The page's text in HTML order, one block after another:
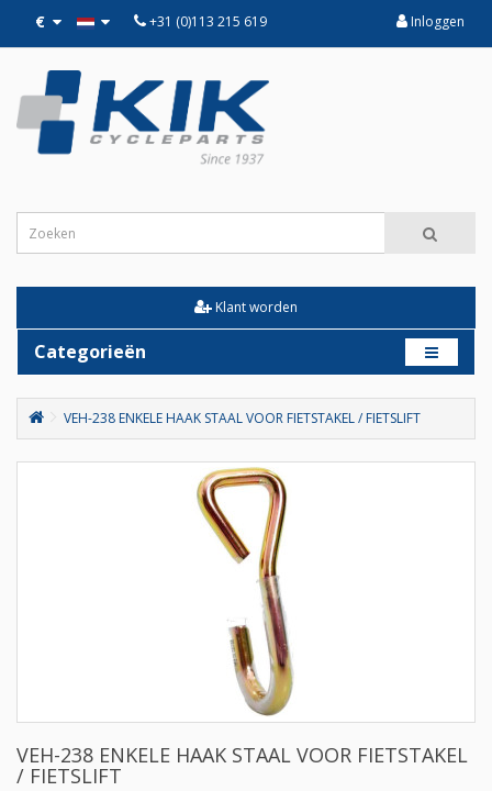
€ +31 (0)113 215 619 Inloggen
Klant worden
Categorieën
VEH-238 ENKELE HAAK STAAL VOOR FIETSTAKEL / FIETSLIFT
VEH-238 ENKELE HAAK STAAL VOOR FIETSTAKEL
/ FIETSLIFT